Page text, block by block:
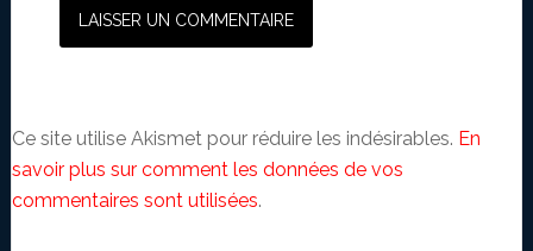
Ce site utilise Akismet pour réduire les indésirables. En
savoir plus sur comment les données de vos
commentaires sont utilisées.